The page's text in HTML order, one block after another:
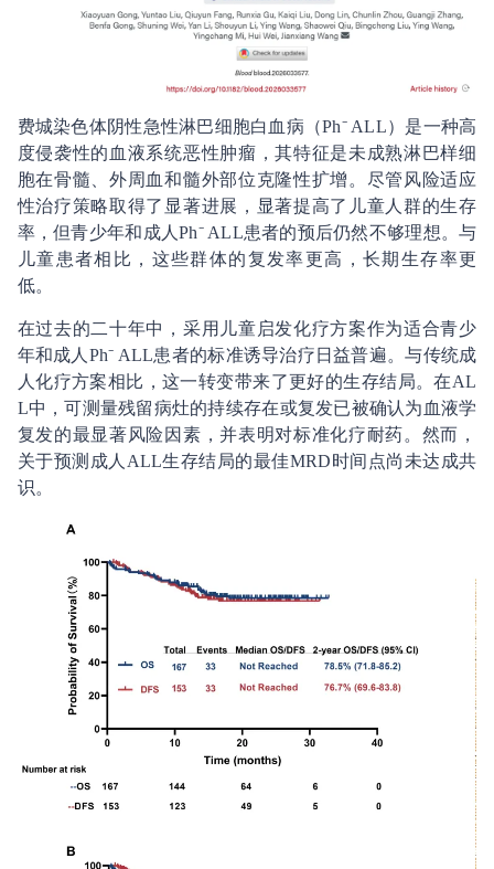
费城染色体阴性急性淋巴细胞白血病（Ph⁻ ALL）是一种高
度侵袭性的血液系统恶性肿瘤，其特征是未成熟淋巴样细
胞在骨髓、外周血和髓外部位克隆性扩增。尽管风险适应
性治疗策略取得了显著进展，显著提高了儿童人群的生存
率，但青少年和成人Ph⁻ ALL患者的预后仍然不够理想。与
儿童患者相比，这些群体的复发率更高，长期生存率更
低。
在过去的二十年中，采用儿童启发化疗方案作为适合青少
年和成人Ph⁻ ALL患者的标准诱导治疗日益普遍。与传统成
人化疗方案相比，这一转变带来了更好的生存结局。在AL
L中，可测量残留病灶的持续存在或复发已被确认为血液学
复发的最显著风险因素，并表明对标准化疗耐药。然而，
关于预测成人ALL生存结局的最佳MRD时间点尚未达成共
识。